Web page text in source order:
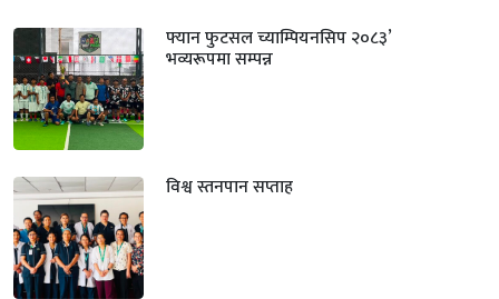
फ्यान फुटसल च्याम्पियनसिप २०८३’
भव्यरूपमा सम्पन्न
विश्व स्तनपान सप्ताह